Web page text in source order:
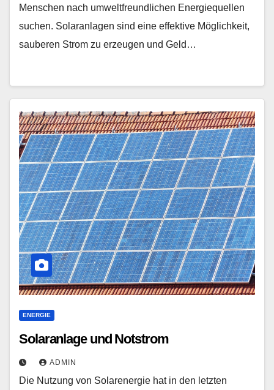
Menschen nach umweltfreundlichen Energiequellen
suchen. Solaranlagen sind eine effektive Möglichkeit,
sauberen Strom zu erzeugen und Geld…
ENERGIE
Solaranlage und Notstrom
ADMIN
Die Nutzung von Solarenergie hat in den letzten